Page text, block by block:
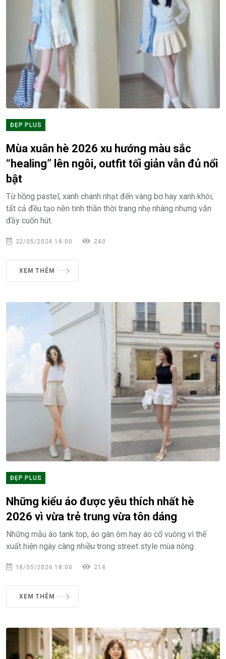
ĐẸP PLUS
Mùa xuân hè 2026 xu hướng màu sắc
“healing” lên ngôi, outfit tối giản vẫn đủ nổi
bật
Từ hồng pastel, xanh chanh nhạt đến vàng bơ hay xanh khói,
tất cả đều tạo nên tinh thần thời trang nhẹ nhàng nhưng vẫn
đầy cuốn hút.
22/05/2026 18:00 240
XEM THÊM
ĐẸP PLUS
Những kiểu áo được yêu thích nhất hè
2026 vì vừa trẻ trung vừa tôn dáng
Những mẫu áo tank top, áo gân ôm hay áo cổ vuông vì thế
xuất hiện ngày càng nhiều trong street style mùa nóng.
18/05/2026 18:00 214
XEM THÊM